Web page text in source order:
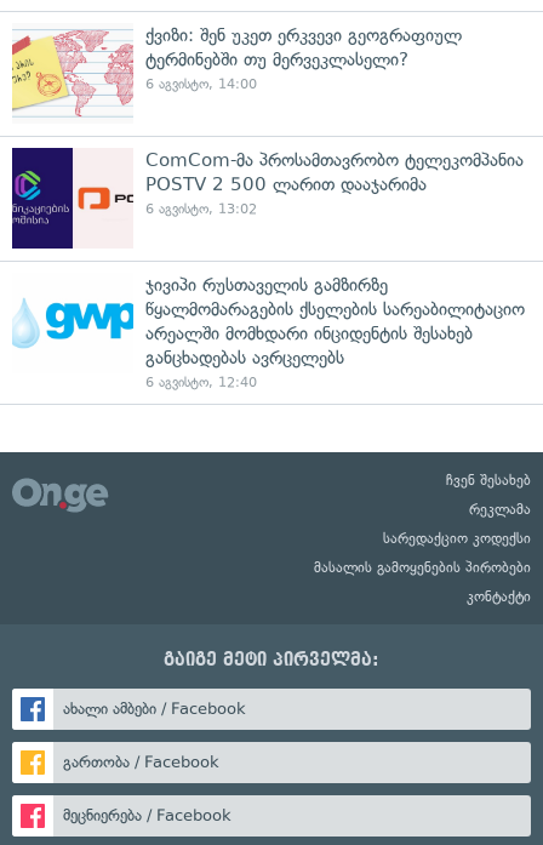
ქვიზი: შენ უკეთ ერკვევი გეოგრაფიულ
ტერმინებში თუ მერვეკლასელი?
6 აგვისტო, 14:00
ComCom-მა პროსამთავრობო ტელეკომპანია
POSTV 2 500 ლარით დააჯარიმა
6 აგვისტო, 13:02
ჯივიპი რუსთაველის გამზირზე
წყალმომარაგების ქსელების სარეაბილიტაციო
არეალში მომხდარი ინციდენტის შესახებ
განცხადებას ავრცელებს
6 აგვისტო, 12:40
ჩვენ შესახებ
რეკლამა
სარედაქციო კოდექსი
მასალის გამოყენების პირობები
კონტაქტი
გაიგე მეტი პირველმა:
ახალი ამბები / Facebook
გართობა / Facebook
მეცნიერება / Facebook